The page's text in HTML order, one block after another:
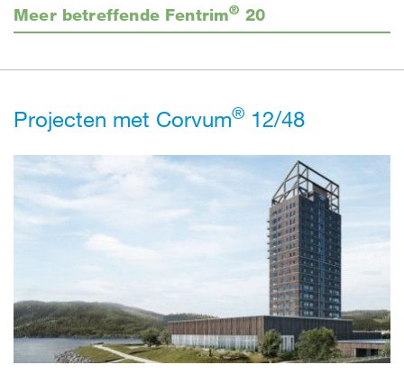
Meer betreffende Fentrim® 20
Projecten met Corvum® 12/48